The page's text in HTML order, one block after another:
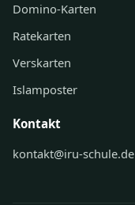
Domino-Karten
Ratekarten
Verskarten
Islamposter
Kontakt
kontakt@iru-schule.de